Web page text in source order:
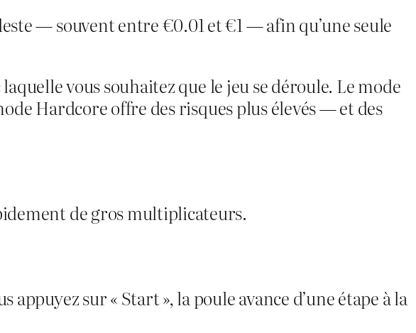
— souvent entre €0.01 et €1 — afin qu’une seule
vous souhaitez que le jeu se déroule. Le mode
Hardcore offre des risques plus élevés — et des
de gros multiplicateurs.
sur « Start », la poule avance d’une étape à la